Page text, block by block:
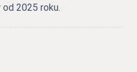
od 2025 roku.